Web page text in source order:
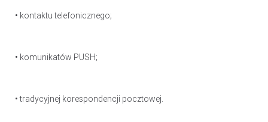
• kontaktu telefonicznego;
• komunikatów PUSH;
• tradycyjnej korespondencji pocztowej.